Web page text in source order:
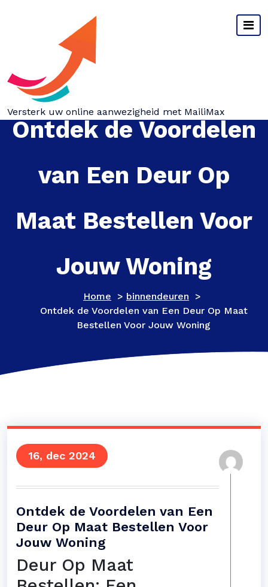
Versterk uw online aanwezigheid met MailiMax
Ontdek de Voordelen
van Een Deur Op
Maat Bestellen Voor
Jouw Woning
Home > binnendeuren >
Ontdek de Voordelen van Een Deur Op Maat
Bestellen Voor Jouw Woning
16, dec 2024
Ontdek de Voordelen van Een
Deur Op Maat Bestellen Voor
Jouw Woning
Deur Op Maat